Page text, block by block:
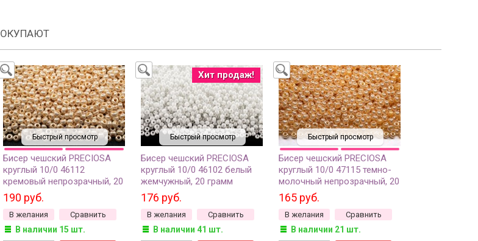
Быстрый просмотр
Бисер чешский PRECIOSA
круглый 10/0 46112
кремовый непрозрачный, 20
грамм
190 руб.
В желания Сравнить
В наличии 15 шт.
Быстрый просмотр
Хит продаж!
Бисер чешский PRECIOSA
круглый 10/0 46102 белый
жемчужный, 20 грамм
176 руб.
В желания Сравнить
В наличии 41 шт.
Быстрый просмотр
Бисер чешский PRECIOSA
круглый 10/0 47115 темно-
молочный непрозрачный, 20
грамм
165 руб.
В желания Сравнить
В наличии 21 шт.